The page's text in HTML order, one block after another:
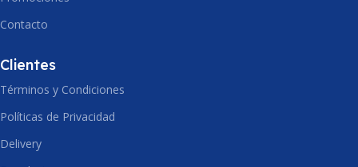
ALTO
Contacto
Clientes
Términos y Condiciones
Políticas de Privacidad
Delivery